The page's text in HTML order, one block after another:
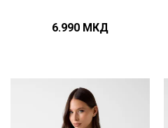
6.990 МКД